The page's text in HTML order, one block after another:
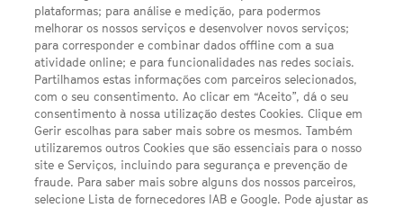
Escolhas de Anúncios
Política de privacidade
Termos E Condições
FILMES
plataformas; para análise e medição, para podermos
melhorar os nossos serviços e desenvolver novos serviços;
para corresponder e combinar dados offline com a sua
atividade online; e para funcionalidades nas redes sociais.
Partilhamos estas informações com parceiros selecionados,
com o seu consentimento. Ao clicar em “Aceito”, dá o seu
consentimento à nossa utilização destes Cookies. Clique em
Gerir escolhas para saber mais sobre os mesmos. Também
utilizaremos outros Cookies que são essenciais para o nosso
site e Serviços, incluindo para segurança e prevenção de
fraude. Para saber mais sobre alguns dos nossos parceiros,
selecione Lista de fornecedores IAB e Google. Pode ajustar as